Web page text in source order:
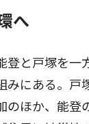
へ
と戸塚を一
みにある。戸
のほか、能登